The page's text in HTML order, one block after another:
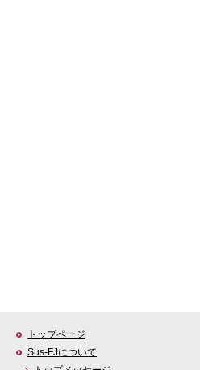
トップページ
Sus-FJについて